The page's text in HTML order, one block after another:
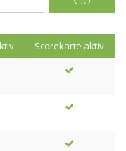
Scorekarte aktiv